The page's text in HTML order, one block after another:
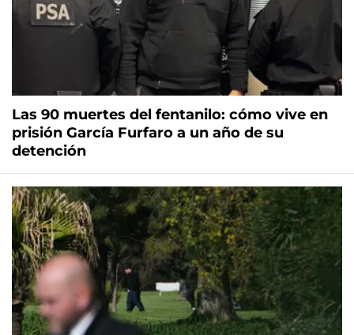
Las 90 muertes del fentanilo: cómo vive en
prisión García Furfaro a un año de su
detención